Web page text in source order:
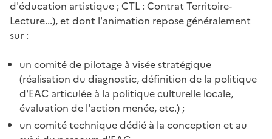
d'éducation artistique ; CTL : Contrat Territoire-
Lecture...), et dont l'animation repose généralement
sur :
un comité de pilotage à visée stratégique
(réalisation du diagnostic, définition de la politique
d'EAC articulée à la politique culturelle locale,
évaluation de l'action menée, etc.) ;
un comité technique dédié à la conception et au